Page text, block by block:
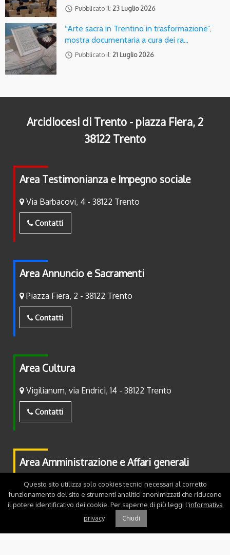
access_time Pubblicato il: 23 Luglio 2026
“Arte sacra in Trentino in trasformazione”,
mostra documentaria a cura dei ra…
access_time Pubblicato il: 21 Luglio 2026
Arcidiocesi di Trento - piazza Fiera, 2
38122 Trento
Area Testimonianza e Impegno sociale
Via Barbacovi, 4 - 38122 Trento
Contatti
Area Annuncio e Sacramenti
Piazza Fiera, 2 - 38122 Trento
Contatti
Area Cultura
Vigilianum, via Endrici, 14 - 38122 Trento
Contatti
Area Amministrazione e Affari generali
Piazza Fiera, 2 - 38122 Trento
Contatti
Questo sito utilizza solo cookies tecnici necessari al corretto
funzionamento del sito e strumenti analitici anonimizzati che riducono
il potere identificativo dei cookie. Per saperne di più leggi l'informativa
privacy. Chiudi